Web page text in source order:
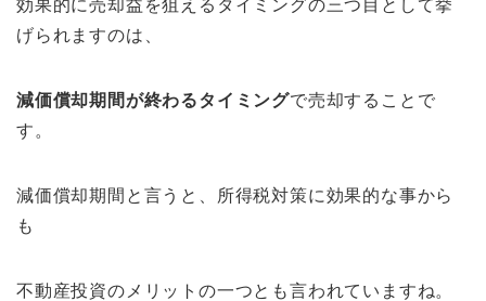
効果的に売却益を狙えるタイミングの三つ目として挙
げられますのは、
減価償却期間が終わるタイミングで売却することで
す。
減価償却期間と言うと、所得税対策に効果的な事から
も
不動産投資のメリットの一つとも言われていますね。